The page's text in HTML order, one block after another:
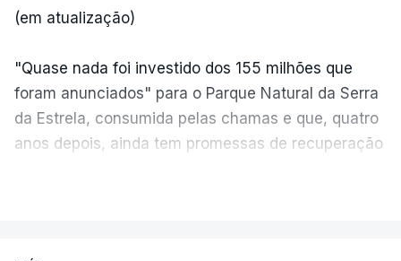
(em atualização)
"Quase nada foi investido dos 155 milhões que
foram anunciados" para o Parque Natural da Serra
da Estrela, consumida pelas chamas e que, quatro
anos depois, ainda tem promessas de recuperação